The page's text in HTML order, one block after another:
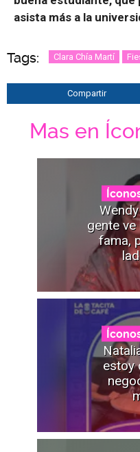
asista más a la
Tags: Clara Chía Martí
Compartir
Mas en
gente
fama,
estoy